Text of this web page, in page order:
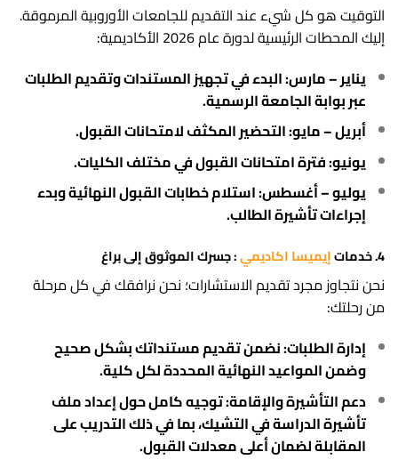
التوقيت هو كل شيء عند التقديم للجامعات الأوروبية المرموقة.
إليك المحطات الرئيسية لدورة عام 2026 الأكاديمية:
يناير – مارس:البدء في تجهيز المستندات وتقديم الطلبات
عبر بوابة الجامعة الرسمية.
أبريل – مايو:التحضير المكثف لامتحانات القبول.
يونيو:فترة امتحانات القبول في مختلف الكليات.
يوليو – أغسطس:استلام خطابات القبول النهائية وبدء
إجراءات تأشيرة الطالب.
4. خدمات إيميسا اكاديمي: جسرك الموثوق إلى براغ
نحن نتجاوز مجرد تقديم الاستشارات؛ نحن نرافقك في كل مرحلة
من رحلتك:
إدارة الطلبات:نضمن تقديم مستنداتك بشكل صحيح
وضمن المواعيد النهائية المحددة لكل كلية.
دعم التأشيرة والإقامة:توجيه كامل حول إعداد ملف
تأشيرةالدراسة في التشيك، بما في ذلك التدريب على
المقابلة لضمان أعلى معدلات القبول.